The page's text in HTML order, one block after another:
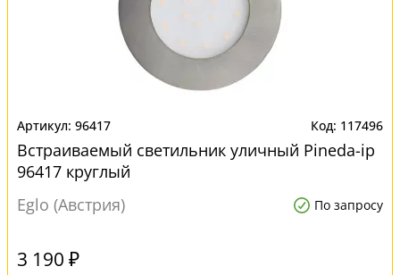
96417 117496
Встраиваемый светильник уличный Pineda-ip
96417 круглый
Eglo (Австрия)
По запросу
3 190 ₽